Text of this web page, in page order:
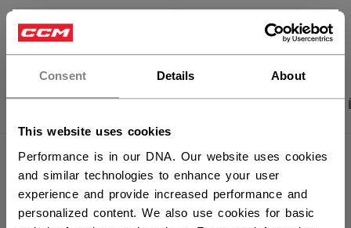
Consent Details About
This website uses cookies
Performance is in our DNA. Our website uses cookies
and similar technologies to enhance your user
experience and provide increased performance and
personalized content. We also use cookies for basic
Vous souhaitez expédier des
produits aux États-Unis ?
OUVRIR LES
PHOTOS DU PRODUIT CARACTÉRISTIQUES
CARACTÉRISTIQUES
IDENTIFICATION
HPFTW24-SR